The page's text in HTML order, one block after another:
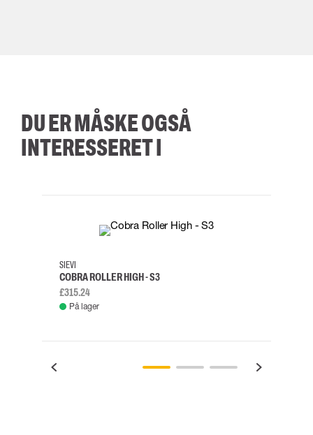
DU ER MÅSKE OGSÅ
INTERESSERET I
38
SIEVI
COBRA ROLLER HIGH - S3
£315.24
På lager